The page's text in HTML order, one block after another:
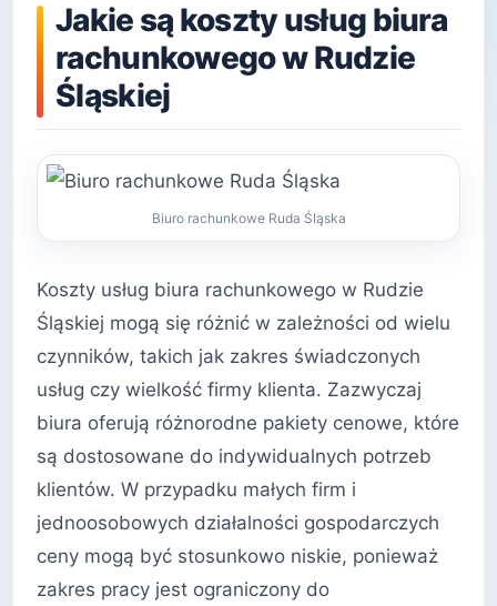
Jakie są koszty usług biura
rachunkowego w Rudzie
Śląskiej
Biuro rachunkowe Ruda Śląska
Koszty usług biura rachunkowego w Rudzie
Śląskiej mogą się różnić w zależności od wielu
czynników, takich jak zakres świadczonych
usług czy wielkość firmy klienta. Zazwyczaj
biura oferują różnorodne pakiety cenowe, które
są dostosowane do indywidualnych potrzeb
klientów. W przypadku małych firm i
jednoosobowych działalności gospodarczych
ceny mogą być stosunkowo niskie, ponieważ
zakres pracy jest ograniczony do